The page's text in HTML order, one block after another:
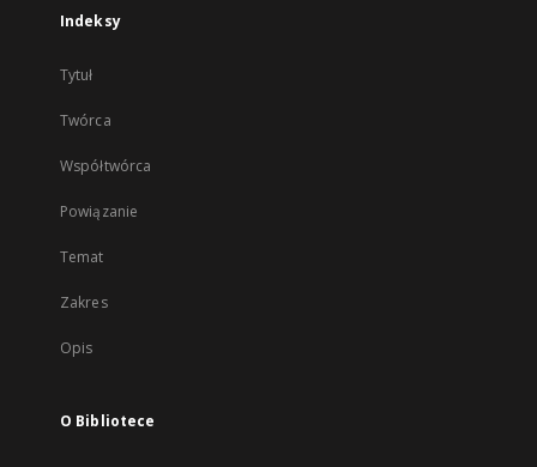
Indeksy
Tytuł
Twórca
Współtwórca
Powiązanie
Temat
Zakres
Opis
O Bibliotece